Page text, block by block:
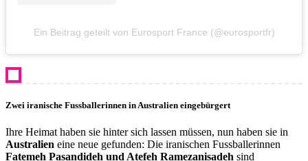
Ein Beitrag geteilt von Eurosport France (@eurosportfr)
Zwei iranische Fussballerinnen in Australien eingebürgert
Ihre Heimat haben sie hinter sich lassen müssen, nun haben sie in
Australien eine neue gefunden: Die iranischen Fussballerinnen
Fatemeh Pasandideh und Atefeh Ramezanisadeh sind